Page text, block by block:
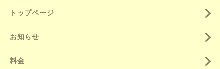
トップページ
お知らせ
料金